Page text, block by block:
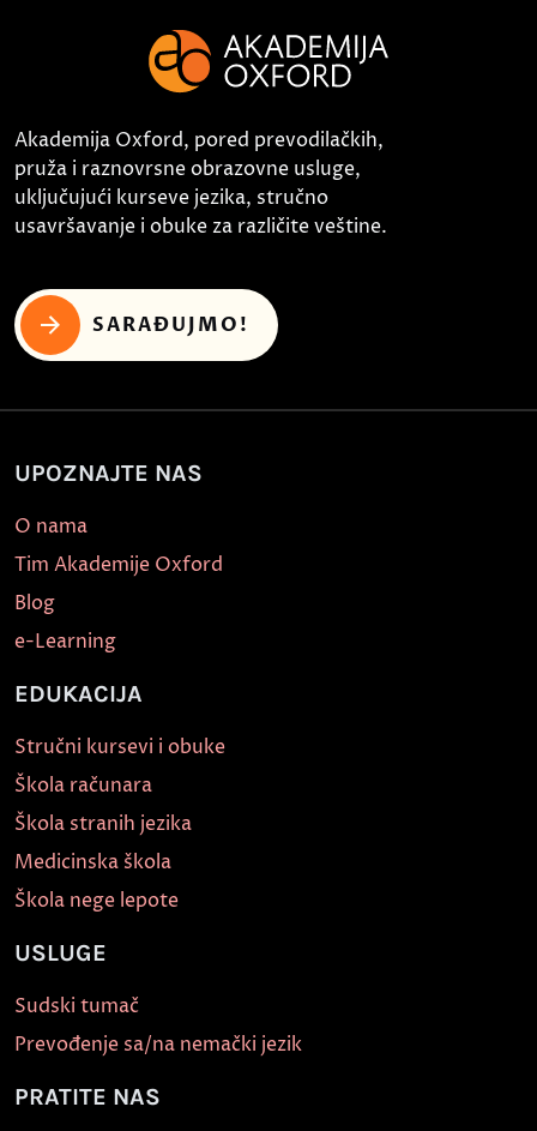
Akademija Oxford, pored prevodilačkih,
pruža i raznovrsne obrazovne usluge,
uključujući kurseve jezika, stručno
usavršavanje i obuke za različite veštine.
SARAĐUJMO!
UPOZNAJTE NAS
O nama
Tim Akademije Oxford
Blog
e-Learning
EDUKACIJA
Stručni kursevi i obuke
Škola računara
Škola stranih jezika
Medicinska škola
Škola nege lepote
USLUGE
Sudski tumač
Prevođenje sa/na nemački jezik
PRATITE NAS